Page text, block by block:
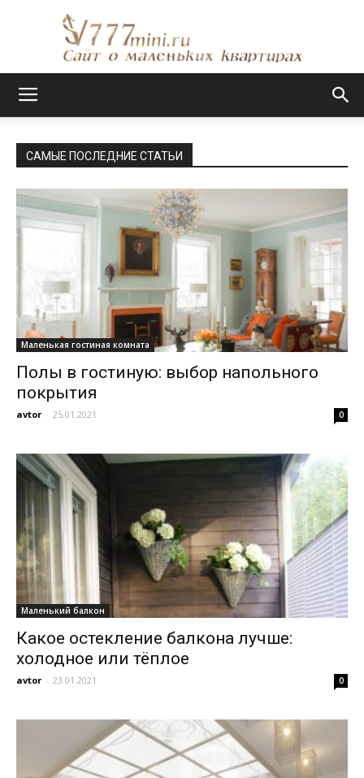
о
маленьких
квартирах
домах:
интерьеры,
фото,
и
САМЫЕ ПОСЛЕДНИЕ СТАТЬИ
Маленькая гостиная комната
Полы в гостиную: выбор напольного
покрытия
avtor - 25.01.2021 0
Маленький балкон
Какое остекление балкона лучше:
холодное или тёплое
avtor - 23.01.2021 0